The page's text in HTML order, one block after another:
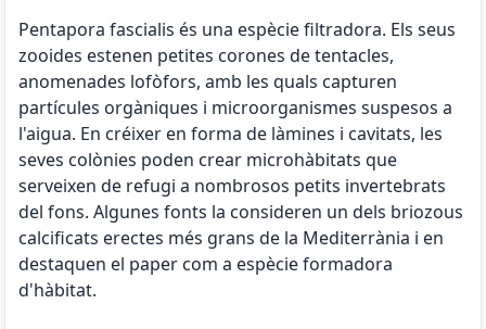
Pentapora fascialis és una espècie filtradora. Els seus
zooides estenen petites corones de tentacles,
anomenades lofòfors, amb les quals capturen
partícules orgàniques i microorganismes suspesos a
l'aigua. En créixer en forma de làmines i cavitats, les
seves colònies poden crear microhàbitats que
serveixen de refugi a nombrosos petits invertebrats
del fons. Algunes fonts la consideren un dels briozous
calcificats erectes més grans de la Mediterrània i en
destaquen el paper com a espècie formadora
d'hàbitat.